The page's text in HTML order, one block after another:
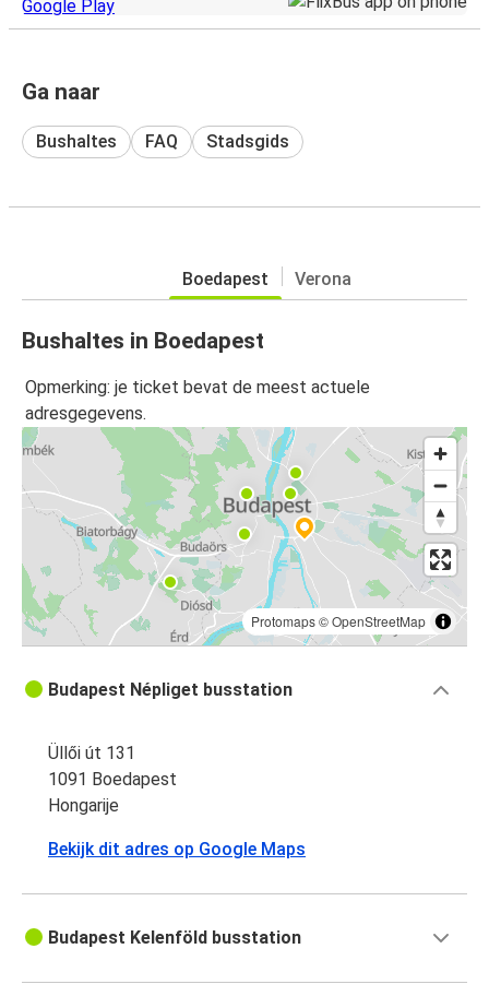
Ga naar
Bushaltes FAQ Stadsgids
Boedapest Verona
Bushaltes in Boedapest
Opmerking: je ticket bevat de meest actuele
adresgegevens.
Protomaps©OpenStreetMap
Budapest Népliget busstation
Üllői út 131
1091 Boedapest
Hongarije
Bekijk dit adres op Google Maps
Budapest Kelenföld busstation